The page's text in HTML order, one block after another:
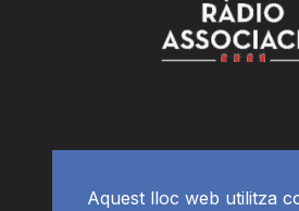
Aquest lloc web utilitza